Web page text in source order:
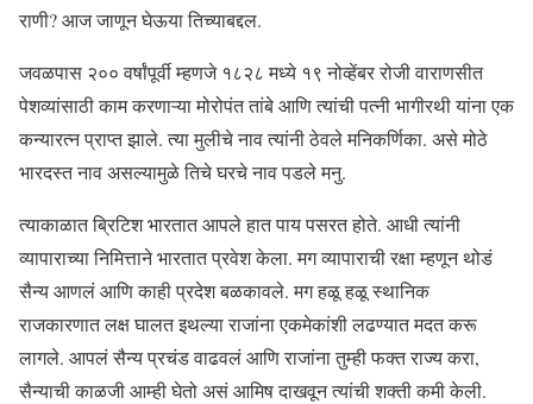
राणी? आज जाणून घेऊया तिच्याबद्दल.
जवळपास २०० वर्षांपूर्वी म्हणजे १८२८ मध्ये १९ नोव्हेंबर रोजी वाराणसीत
पेशव्यांसाठी काम करणाऱ्या मोरोपंत तांबे आणि त्यांची पत्नी भागीरथी यांना एक
कन्यारत्न प्राप्त झाले. त्या मुलीचे नाव त्यांनी ठेवले मनिकर्णिका. असे मोठे
भारदस्त नाव असल्यामुळे तिचे घरचे नाव पडले मनु.
त्याकाळात ब्रिटिश भारतात आपले हात पाय पसरत होते. आधी त्यांनी
व्यापाराच्या निमित्ताने भारतात प्रवेश केला. मग व्यापाराची रक्षा म्हणून थोडं
सैन्य आणलं आणि काही प्रदेश बळकावले. मग हळू हळू स्थानिक
राजकारणात लक्ष घालत इथल्या राजांना एकमेकांशी लढण्यात मदत करू
लागले. आपलं सैन्य प्रचंड वाढवलं आणि राजांना तुम्ही फक्त राज्य करा,
सैन्याची काळजी आम्ही घेतो असं आमिष दाखवून त्यांची शक्ती कमी केली.